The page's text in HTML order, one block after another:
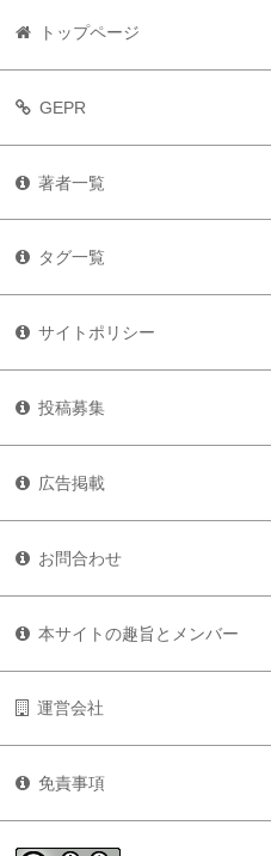
トップページ
GEPR
著者一覧
タグ一覧
サイトポリシー
投稿募集
広告掲載
お問合わせ
本サイトの趣旨とメンバー
運営会社
免責事項